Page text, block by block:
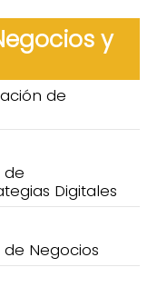
y
de
de
Digitales
Negocios